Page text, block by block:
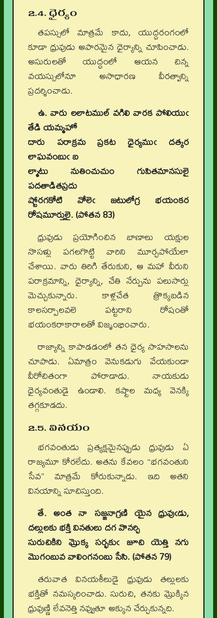
2.4. ధైర్యం
తపస్సులో మాత్రమే కాదు, యుద్ధరంగంలో
కూడా ధ్రువుడు అపారమైన ధైర్యాన్ని చూపించాడు.
అసురులతో యుద్ధంలో ఆయన చిన్న
వయస్సులోనూ అసాధారణ వీరత్వాన్ని
ప్రదర్శించాడు.
ఉ. వారు లలాటముల్ వగిలి వారక పోలియుఁ
తేడి యమ్మహో
దారు పరాక్రమ ప్రకట ధైర్యముఁ దత్కర
లాఘవంబుఁ బ
ల్మాటు నుతించుచుం గుపితమానసులై
పదతాడితప్రదు
ష్టోరగకోటి వోలెఁ జటులోగ్ర భయంకర
రోషమూర్తులై. (పోతన83)
ధ్రువుడు ప్రయోగించిన బాణాలు యక్షుల
నొసళ్లు పగలగొట్టి వారిని మూర్చపోయేలా
చేశాయి. వారు తిరిగి తేరుకుని, ఆ మహా వీరుని
పరాక్రమాన్ని, ధైర్యాన్ని, చేతి నేర్పును పలుసార్లు
మెచ్చుకున్నారు. కాళ్లచేత త్రొక్కబడిన
కాలసర్పాలవలె పట్టరాని రోషంతో
భయంకరాకారాలతో విజృంభించారు.
రాజ్యాన్ని కాపాడడంలో తన ధైర్య సాహసాలను
చూపాడు. ఏమాత్రం వెనుకడుగు వేయకుండా
వీరోచితంగా పోరాడాడు. నాయకుడు
ధైర్యవంతుడై ఉండాలి. కష్టాల మధ్య వెనక్కి
తగ్గకూడదు.
2.5. వినయం
భగవంతుడు ప్రత్యక్షమైనప్పుడు ధ్రువుడు ఏ
రాజ్యమూ కోరలేదు. అతను కేవలం “భగవంతుని
సేవ” మాత్రమే కోరుకున్నాడు. ఇది అతని
వినయాన్ని సూచిస్తుంది.
తే. అంత నా సజ్జనాగ్రణి యైన ధ్రువుఁడు,
దల్లులకు భక్తి వినతులు దగ వొనర్చి
సురుచికిని మ్రొక్క సర్భకుఁ జూచి యెత్తి నగు
మొగంబువ వాలింగనంబు సేసి. (పోతన79)
తరువాత వినయశీలుడై ధ్రువుడు తల్లులకు
భక్తితో నమస్కరించాడు. సురుచి, తనకు మ్రొక్కిన
ధ్రువుణ్ణి లేవనెత్తి నవ్వుతూ అక్కున చేర్చుకున్నది.